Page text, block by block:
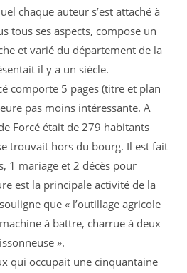
chaque auteur s’est attaché à
tous ses aspects, compose un
et varié du département de la
il y a un siècle.
comporte 5 pages (titre et plan
pas moins intéressante. A
Forcé était de 279 habitants
trouvait hors du bourg. Il est fait
1 mariage et 2 décès pour
est la principale activité de la
que « l’outillage agricole
à battre, charrue à deux
».
qui occupait une cinquantaine